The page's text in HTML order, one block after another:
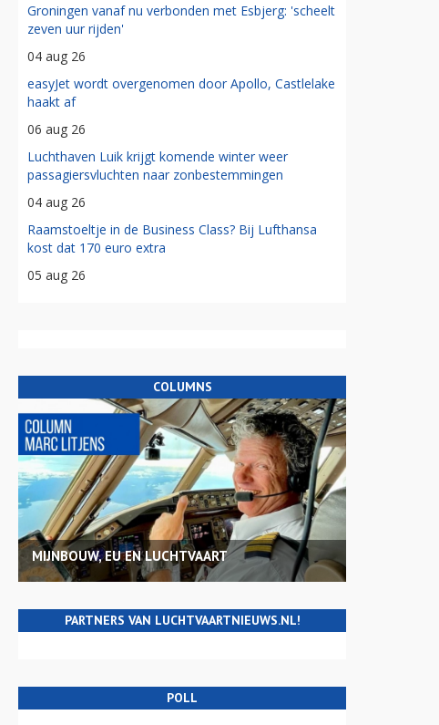
Groningen vanaf nu verbonden met Esbjerg: 'scheelt
zeven uur rijden'
04 aug 26
easyJet wordt overgenomen door Apollo, Castlelake
haakt af
06 aug 26
Luchthaven Luik krijgt komende winter weer
passagiersvluchten naar zonbestemmingen
04 aug 26
Raamstoeltje in de Business Class? Bij Lufthansa
kost dat 170 euro extra
05 aug 26
COLUMNS
MIJNBOUW, EU EN LUCHTVAART
PARTNERS VAN LUCHTVAARTNIEUWS.NL!
POLL